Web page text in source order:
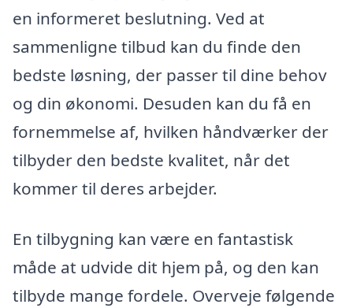
en informeret beslutning. Ved at
sammenligne tilbud kan du finde den
bedste løsning, der passer til dine behov
og din økonomi. Desuden kan du få en
fornemmelse af, hvilken håndværker der
tilbyder den bedste kvalitet, når det
kommer til deres arbejder.
En tilbygning kan være en fantastisk
måde at udvide dit hjem på, og den kan
tilbyde mange fordele. Overveje følgende